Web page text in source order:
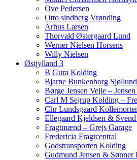
Ove Pedersen
Otto sindberg Vrønding
Århus Larsen
Thorvald Østergaard Lund
Werner Nielsen Horsens
Willy Nielsen
Østjylland 3
B Gura Kolding
Bjarne Bunkenborg Sjøllund
Børge Jensen Vejle –
Carl M Sejrup Kolding –
Chr Lundsgaard
Ellegaard Kjeldsen &
Fragtmænd – Grejs Garage
Fredericia Fragtcentral
Godstransporten Kolding
Gudmund Jensen & Sønner